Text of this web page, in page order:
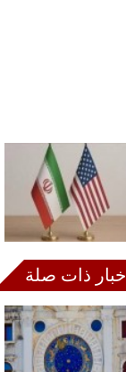
أخبار ذات صلة